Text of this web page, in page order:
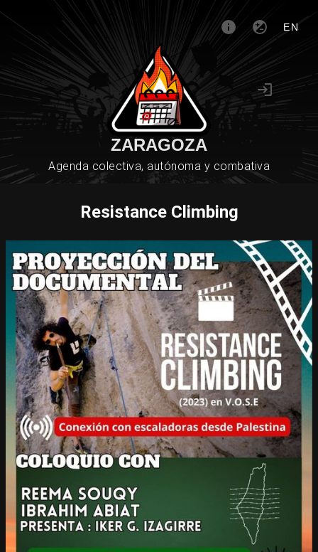
EN
ZARAGOZA
Agenda colectiva, autónoma y combativa
Resistance Climbing